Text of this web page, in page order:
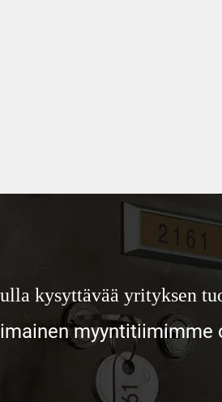
kysyttävää yrityksen
myyntitiimimme